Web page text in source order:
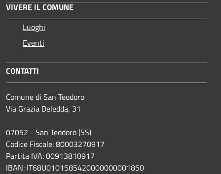
VIVERE IL COMUNE
Luoghi
Eventi
CONTATTI
Comune di San Teodoro
Via Grazia Deledda, 31
07052 - San Teodoro (SS)
Codice Fiscale: 80003270917
Partita IVA: 00913810917
IBAN: IT68U0101585420000000001850